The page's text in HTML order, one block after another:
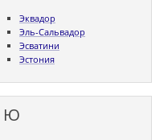
Эквадор
Эль-Сальвадор
Эсватини
Эстония
Ю